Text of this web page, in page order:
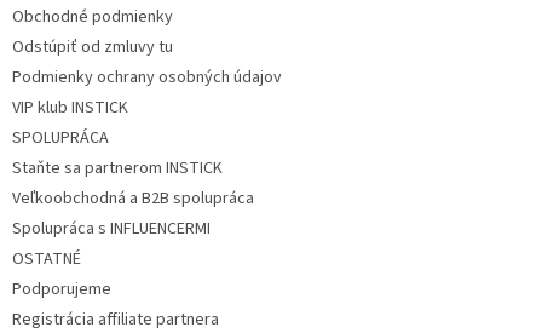
Obchodné podmienky
Odstúpiť od zmluvy tu
Podmienky ochrany osobných údajov
VIP klub INSTICK
SPOLUPRÁCA
Staňte sa partnerom INSTICK
Veľkoobchodná a B2B spolupráca
Spolupráca s INFLUENCERMI
OSTATNÉ
Podporujeme
Registrácia affiliate partnera